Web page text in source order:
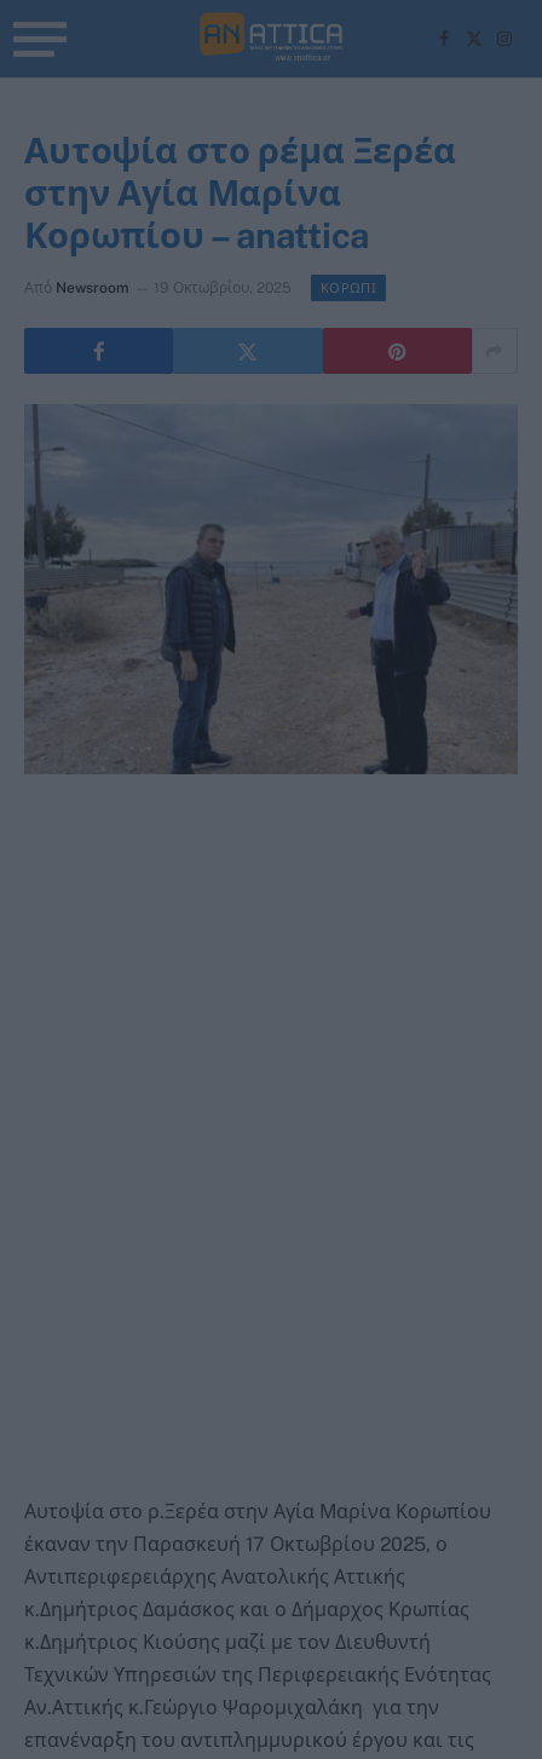
Facebook
X
(Twitter)
Αυτοψία στο ρέμα Ξερέα
στην Αγία Μαρίνα
Κορωπίου – anattica
Από Newsroom 19 Οκτωβρίου, 2025 ΚΟΡΩΠΙ
Αυτοψία στο ρ.Ξερέα στην Αγία Μαρίνα Κορωπίου
έκαναν την Παρασκευή 17 Οκτωβρίου 2025, ο
Αντιπεριφερειάρχης Ανατολικής Αττικής
κ.Δημήτριος Δαμάσκος και ο Δήμαρχος Κρωπίας
κ.Δημήτριος Κιούσης μαζί με τον Διευθυντή
Τεχνικών Υπηρεσιών της Περιφερειακής Ενότητας
Αν.Αττικής κ.Γεώργιο Ψαρομιχαλάκη για την
επανέναρξη του αντιπλημμυρικού έργου και τις